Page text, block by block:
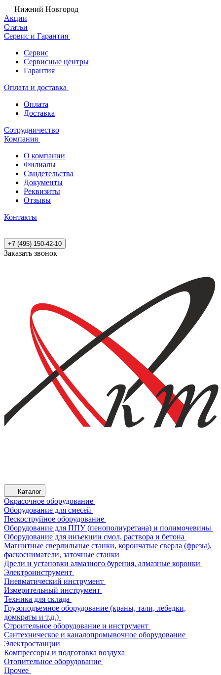
Нижний Новгород
Акции
Статьи
Сервис и Гарантия
Сервис
Сервисные центры
Гарантия
Оплата и доставка
Оплата
Доставка
Сотрудничество
Компания
О компании
Филиалы
Свидетельства
Документы
Реквизиты
Отзывы
Контакты
+7 (495) 150-42-10
Заказать звонок
Каталог
Окрасочное оборудование
Оборудование для смесей
Пескоструйное оборудование
Оборудование для ППУ (пенополиуретана) и полимочевины
Оборудование для инъекции смол, раствора и бетона
Магнитные сверлильные станки, корончатые сверла (фрезы),
фаскосниматели, заточные станки
Дрели и установки алмазного бурения, алмазные коронки
Электроинструмент
Пневматический инструмент
Измерительный инструмент
Техника для склада
Грузоподъемное оборудование (краны, тали, лебедки,
домкраты и т.д.)
Строительное оборудование и инструмент
Сантехническое и каналопромывочное оборудование
Электростанции
Компрессоры и подготовка воздуха
Отопительное оборудование
Прочее